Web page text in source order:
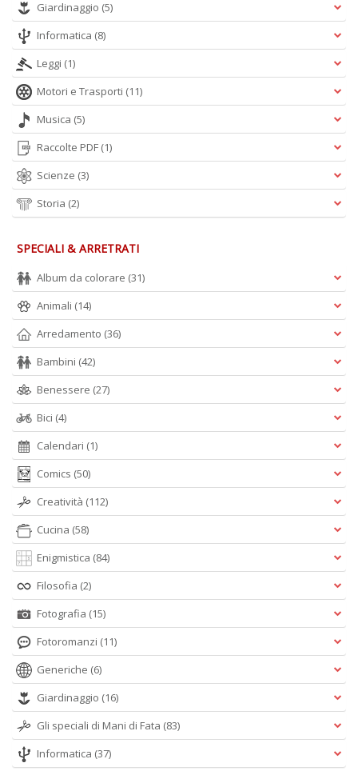
Giardinaggio (5)
Informatica (8)
Leggi (1)
Motori e Trasporti (11)
Musica (5)
Raccolte PDF (1)
Scienze (3)
Storia (2)
SPECIALI & ARRETRATI
Album da colorare (31)
Animali (14)
Arredamento (36)
Bambini (42)
Benessere (27)
Bici (4)
Calendari (1)
Comics (50)
Creatività (112)
Cucina (58)
Enigmistica (84)
Filosofia (2)
Fotografia (15)
Fotoromanzi (11)
Generiche (6)
Giardinaggio (16)
Gli speciali di Mani di Fata (83)
Informatica (37)